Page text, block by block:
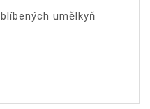
umělkyň